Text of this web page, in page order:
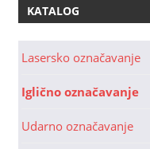
KATALOG
Lasersko označavanje
Iglično označavanje
Udarno označavanje